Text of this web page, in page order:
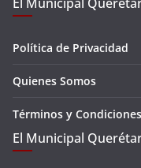
El Municipal
Política de Privacidad
Quienes Somos
Términos y
El Municipal